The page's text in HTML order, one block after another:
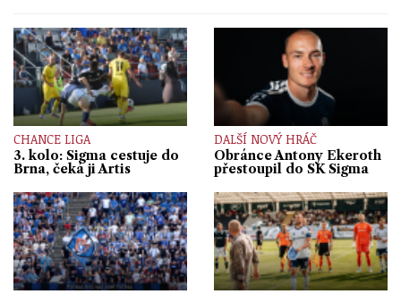
CHANCE LIGA
3. kolo: Sigma cestuje do
Brna, čeká ji Artis
DALŠÍ NOVÝ HRÁČ
Obránce Antony Ekeroth
přestoupil do SK Sigma